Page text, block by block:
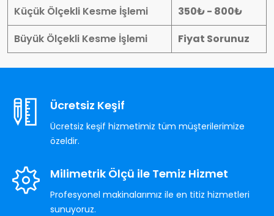
Küçük Ölçekli Kesme İşlemi
350₺ - 800₺
Büyük Ölçekli Kesme İşlemi
Fiyat Sorunuz
Ücretsiz Keşif
Ücretsiz keşif hizmetimiz tüm müşterilerimize
özeldir.
Milimetrik Ölçü ile Temiz Hizmet
Profesyonel makinalarımız ile en titiz hizmetleri
sunuyoruz.